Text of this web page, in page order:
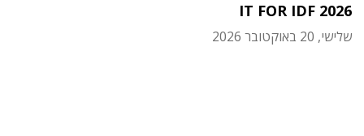
IT FOR IDF 2026
שלישי, 20 באוקטובר 2026